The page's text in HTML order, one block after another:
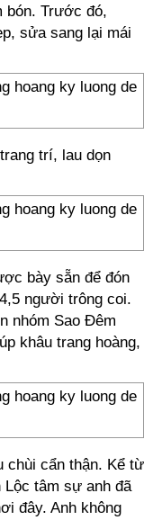
bón. Trước đó,
sửa sang lại mái
trí, lau dọn
bày sẵn để đón
người trông coi.
nhóm Sao Đêm
khâu trang hoàng,
chùi cẩn thận. Kể từ
Lộc tâm sự anh đã
đây. Anh không